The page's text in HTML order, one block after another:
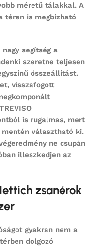
méretű tálakkal. A
téren is megbízható
segítség a
szeretne teljesen
összeállítást.
visszafogott
is rugalmas, mert
választható ki.
ne csupán
illeszkedjen az
zsanérok
gyakran nem a
dolgozó